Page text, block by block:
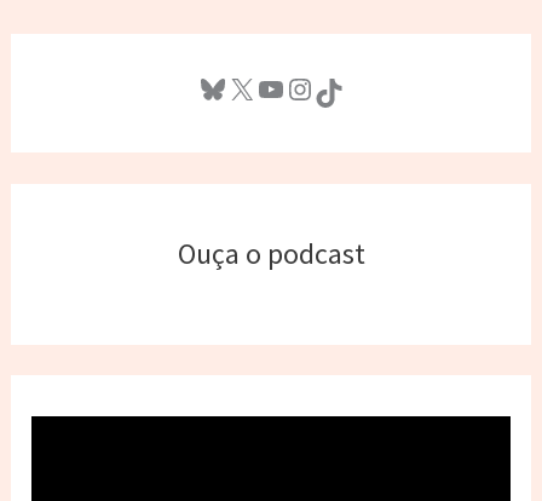
Bluesky X Youtube InstagramTikTok
Ouça o podcast